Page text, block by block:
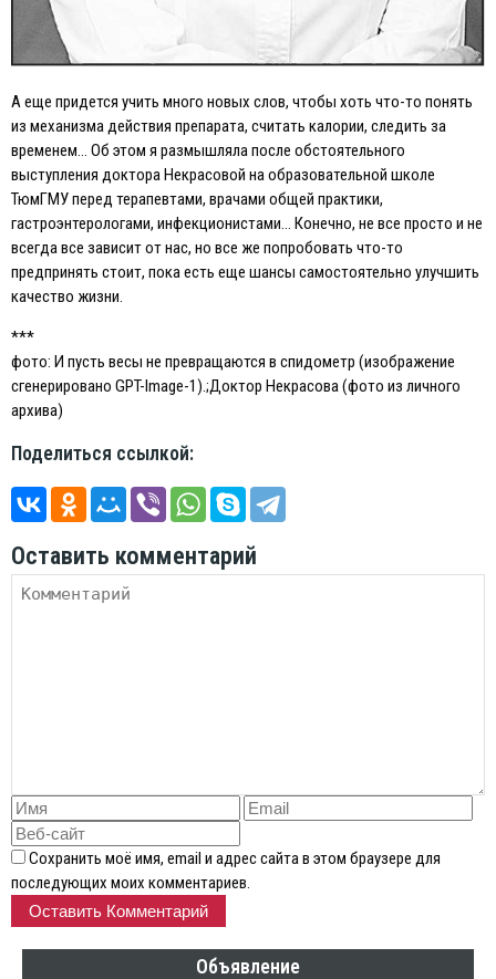
А еще придется учить много новых слов, чтобы хоть что-то понять
из механизма действия препарата, считать калории, следить за
временем… Об этом я размышляла после обстоятельного
выступления доктора Некрасовой на образовательной школе
ТюмГМУ перед терапевтами, врачами общей практики,
гастроэнтерологами, инфекционистами… Конечно, не все просто и не
всегда все зависит от нас, но все же попробовать что-то
предпринять стоит, пока есть еще шансы самостоятельно улучшить
качество жизни.
***
фото: И пусть весы не превращаются в спидометр (изображение
сгенерировано GPT-Image-1).;Доктор Некрасова (фото из личного
архива)
Поделиться ссылкой:
Оставить комментарий
Сохранить моё имя, email и адрес сайта в этом браузере для
последующих моих комментариев.
Объявление